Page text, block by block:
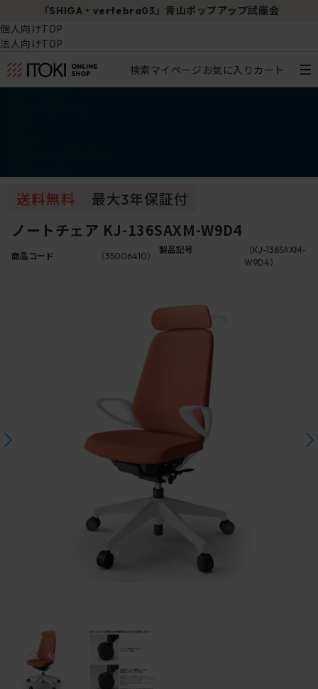
『SHIGA・vertebra03』青山ポップアップ試座会
個人向けTOP
法人向けTOP
検索マイページ お気に入り カート
ノートチェア KJ-136SAXM-W9D4
商品コード （35006410）
製品記号
（KJ-136SAXM-
W9D4）